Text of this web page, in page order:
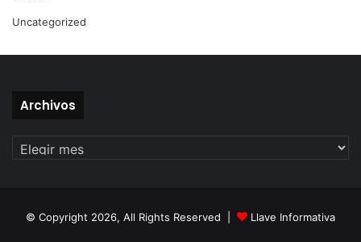
Uncategorized
Archivos
© Copyright 2026, All Rights Reserved | Llave Informativa